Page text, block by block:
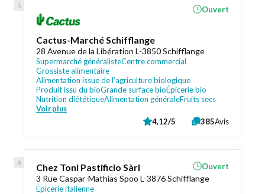
Cactus-Marché Schifflange
28 Avenue de la Libération L-3850 Schifflange
Supermarché généralisteCentre commercial
Grossiste alimentaire
Alimentation issue de l’agriculture biologique
Produit issu du bioGrande surface bioÉpicerie bio
Nutrition diététiqueAlimentation généraleFruits secs
Voir plus
Ouvert
4,12/5 385Avis
Chez Toni Pastificio Sàrl
3 Rue Caspar-Mathias Spoo L-3876 Schifflange
Épicerie italienne
Ouvert